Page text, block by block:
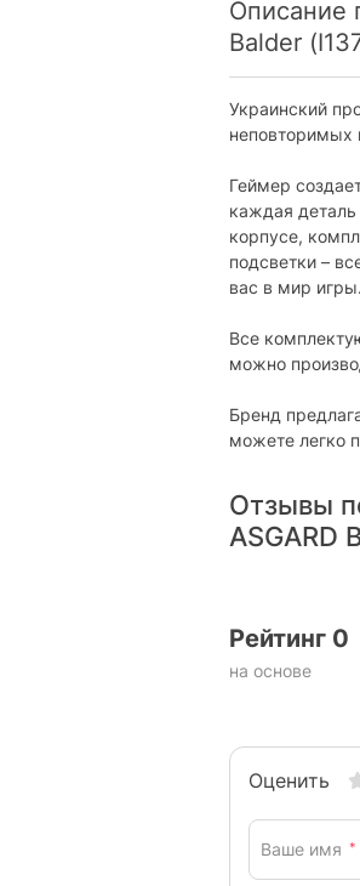
Описание
Balder
Украинский
неповторимых
Геймер
каждая
корпусе,
подсветки –
вас в мир игры.
Все
можно
Бренд
можете легко
Отзывы
ASGARD
Рейтинг 0
на основе
Оценить
Ваше имя *